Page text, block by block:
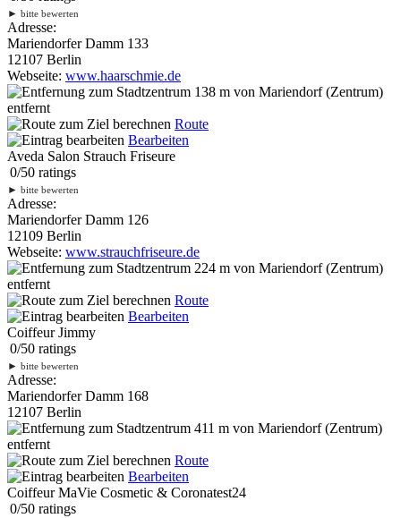
► bitte bewerten
Adresse:
Mariendorfer Damm 133
12107 Berlin
Webseite: www.haarschmie.de
138 m von Mariendorf (Zentrum)
entfernt
Route
Bearbeiten
Aveda Salon Strauch Friseure
0/50 ratings
► bitte bewerten
Adresse:
Mariendorfer Damm 126
12109 Berlin
Webseite: www.strauchfriseure.de
224 m von Mariendorf (Zentrum)
entfernt
Route
Bearbeiten
Coiffeur Jimmy
0/50 ratings
► bitte bewerten
Adresse:
Mariendorfer Damm 168
12107 Berlin
411 m von Mariendorf (Zentrum)
entfernt
Route
Bearbeiten
Coiffeur MaVie Cosmetic & Coronatest24
0/50 ratings